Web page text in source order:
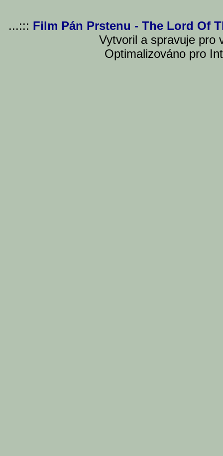
...::: Film Pán Prstenu - The Lord Of
Vytvoril a spravuje pro
Optimalizováno pro